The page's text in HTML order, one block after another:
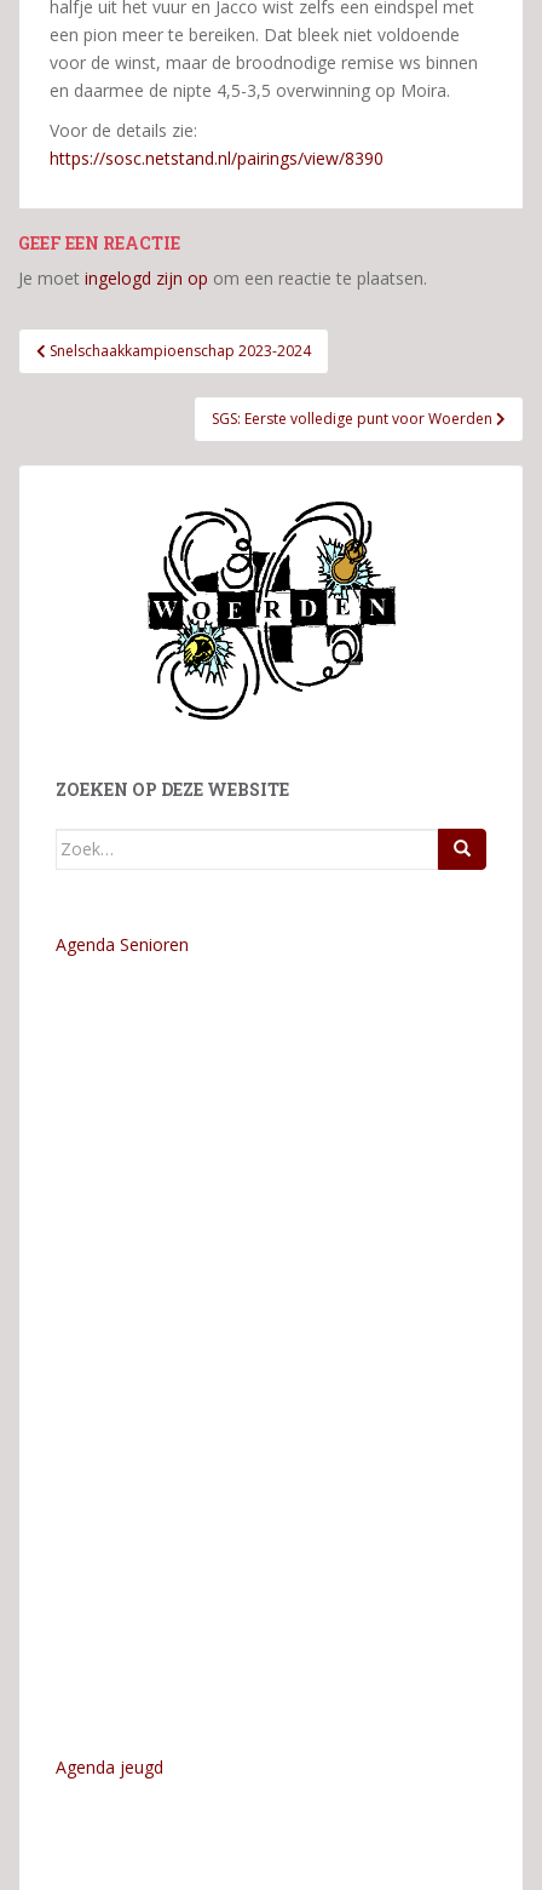
halfje uit het vuur en Jacco wist zelfs een eindspel met
een pion meer te bereiken. Dat bleek niet voldoende
voor de winst, maar de broodnodige remise ws binnen
en daarmee de nipte 4,5-3,5 overwinning op Moira.
Voor de details zie:
https://sosc.netstand.nl/pairings/view/8390
GEEF EEN REACTIE
Je moet ingelogd zijn op om een reactie te plaatsen.
Bericht
navigatie
Snelschaakkampioenschap 2023-2024
SGS: Eerste volledige punt voor Woerden
ZOEKEN OP DEZE WEBSITE
Zoek
Agenda Senioren
Agenda jeugd